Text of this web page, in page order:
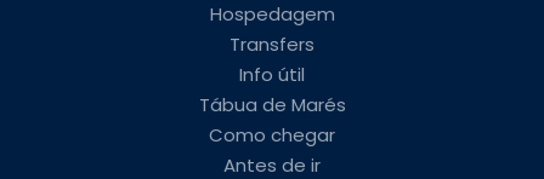
Hospedagem
Transfers
Info útil
Tábua de Marés
Como chegar
Antes de ir